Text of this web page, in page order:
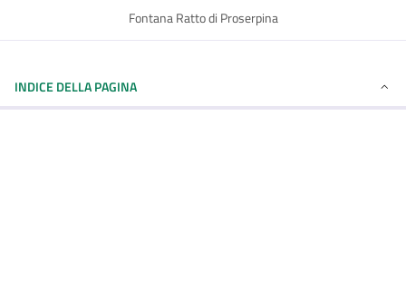
Fontana Ratto di Proserpina
INDICE DELLA PAGINA